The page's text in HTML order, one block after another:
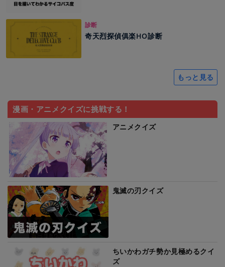
診断
奇天烈探偵俱楽HO診断
もっと見る
漫画・アニメクイズに挑戦する！
アニメクイズ
鬼滅の刃クイズ
ちいかわガチ勢か見極めるクイ
ズ